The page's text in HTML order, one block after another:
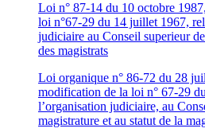
Loi n° 87-14 du 10 octobre
loi n°67-29 du 14 juillet 1967,
judiciaire au Conseil superieur
des magistrats
Loi organique n° 86-72 du 28
modification de la loi n° 67-29
l’organisation judiciaire, au
magistrature et au statut de la